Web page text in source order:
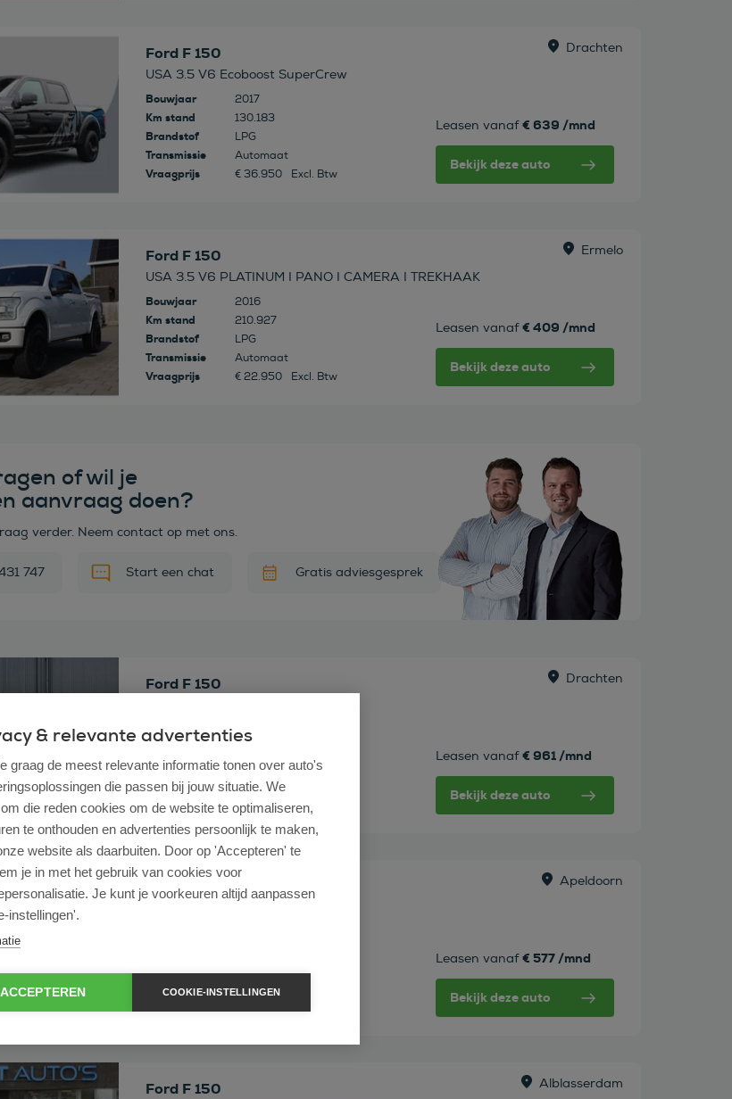
Drachten
Ford F 150
USA 3.5 V6 Ecoboost SuperCrew
Bouwjaar 2017
Km stand 130.183
Brandstof LPG
Transmissie Automaat
Vraagprijs € 36.950 Excl. Btw
Leasen vanaf € 639 /mnd
Bekijk deze auto
Ermelo
Ford F 150
USA 3.5 V6 PLATINUM I PANO I CAMERA I TREKHAAK
Bouwjaar 2016
Km stand 210.927
Brandstof LPG
Transmissie Automaat
Vraagprijs € 22.950 Excl. Btw
Leasen vanaf € 409 /mnd
Bekijk deze auto
of wil je
aanvraag doen?
verder. Neem contact op met ons.
747 Start een chat Gratis adviesgesprek
Drachten
Ford F 150
Bouwjaar 2018
Brandstof Benzine
Transmissie Automaat
Vraagprijs € 55.550 Marge
Leasen vanaf € 961 /mnd
Bekijk deze auto
Apeldoorn
Ford F 150
Benzine
Transmissie Automaat
Leasen vanaf € 577 /mnd
Bekijk deze auto
Alblasserdam
Ford F 150
& relevante advertenties
graag de meest relevante informatie tonen over auto's
die passen bij jouw situatie. We
die reden cookies om de website te optimaliseren,
te onthouden en advertenties persoonlijk te maken,
website als daarbuiten. Door op 'Accepteren' te
je in met het gebruik van cookies voor
Je kunt je voorkeuren altijd aanpassen
instellingen'.
ACCEPTEREN COOKIE-INSTELLINGEN